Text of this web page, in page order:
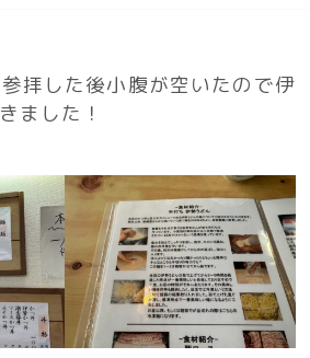
拝した後小腹が空いたので伊
ました！